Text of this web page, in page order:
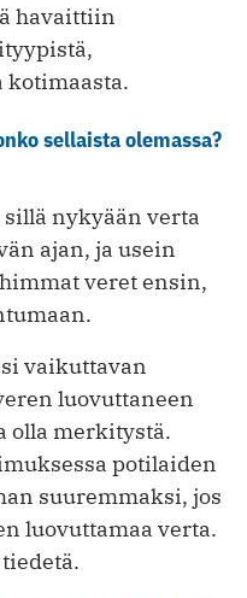
havaittiin
kotimaasta.
sellaista olemassa?
nykyään verta
ajan, ja usein
veret ensin,
vaikuttavan
luovuttaneen
olla merkitystä.
potilaiden
suuremmaksi, jos
luovuttamaa verta.